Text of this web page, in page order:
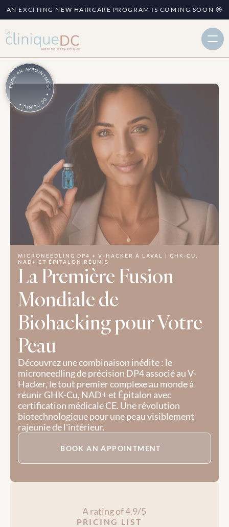
AN EXCITING NEW HAIRCARE PROGRAM IS COMING SOON 🤩
MICRONEEDLING DP4 + V-HACKER À LAVAL | GHK-CU,
NAD+ ET ÉPITALON RÉUNIS
La Première Fusion
Mondiale de
Biohacking pour Votre
Peau
Découvrez une combinaison inédite : le
microneedling de précision DP4 associé au V-
Hacker, le tout premier complexe au monde à
réunir GHK-Cu, NAD+ et Épitalon avec
certification médicale CE. Une révolution
biotechnologique pour une peau visiblement
rajeunie de l'intérieur.
BOOK AN APPOINTMENT
BOOK AN APPOINTMENT • DC CLINIC •
A rating of 4.9/5
PRICING LIST